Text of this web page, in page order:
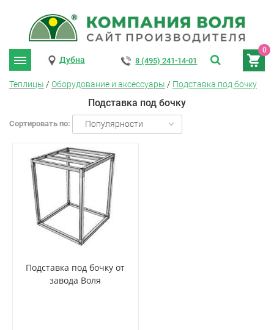
0
Дубна 8 (495) 241-14-01
Теплицы / Оборудование и аксессуары / Подставка под бочку
Подставка под бочку
Сортировать по: Популярности
Подставка под бочку от
завода Воля